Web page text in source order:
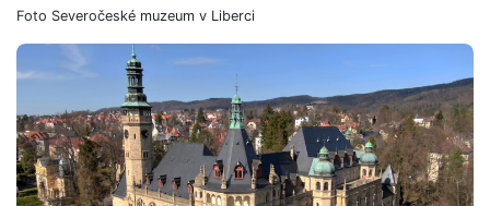
Foto Severočeské muzeum v Liberci